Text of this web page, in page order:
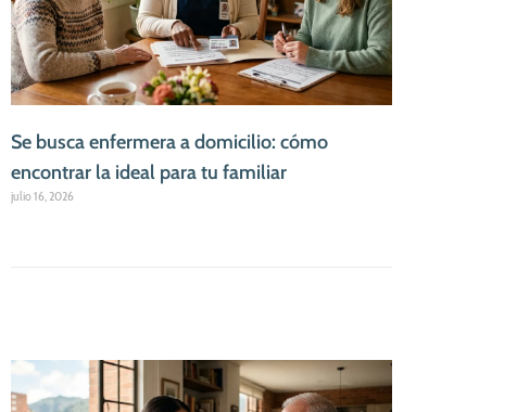
Se busca enfermera a domicilio: cómo
encontrar la ideal para tu familiar
julio 16, 2026